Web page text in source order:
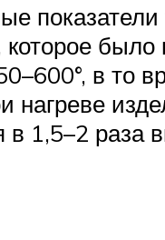
было
в то
нагреве
в 1,5–2